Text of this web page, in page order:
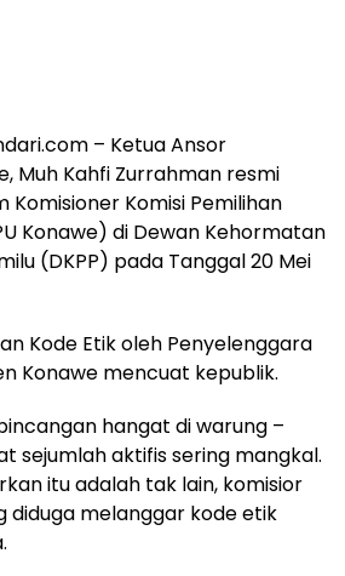
– Ketua Ansor
Muh Kahfi Zurrahman resmi
Komisi Pemilihan
Konawe) di Dewan Kehormatan
(DKPP) pada Tanggal 20 Mei
Kode Etik oleh Penyelenggara
Konawe mencuat kepublik.
hangat di warung –
sejumlah aktifis sering mangkal.
itu adalah tak lain, komisior
diduga melanggar kode etik